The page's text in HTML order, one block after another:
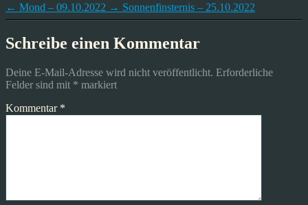
← Mond – 09.10.2022 → Sonnenfinsternis – 25.10.2022
Schreibe einen Kommentar
Deine E-Mail-Adresse wird nicht veröffentlicht. Erforderliche
Felder sind mit * markiert
Kommentar *